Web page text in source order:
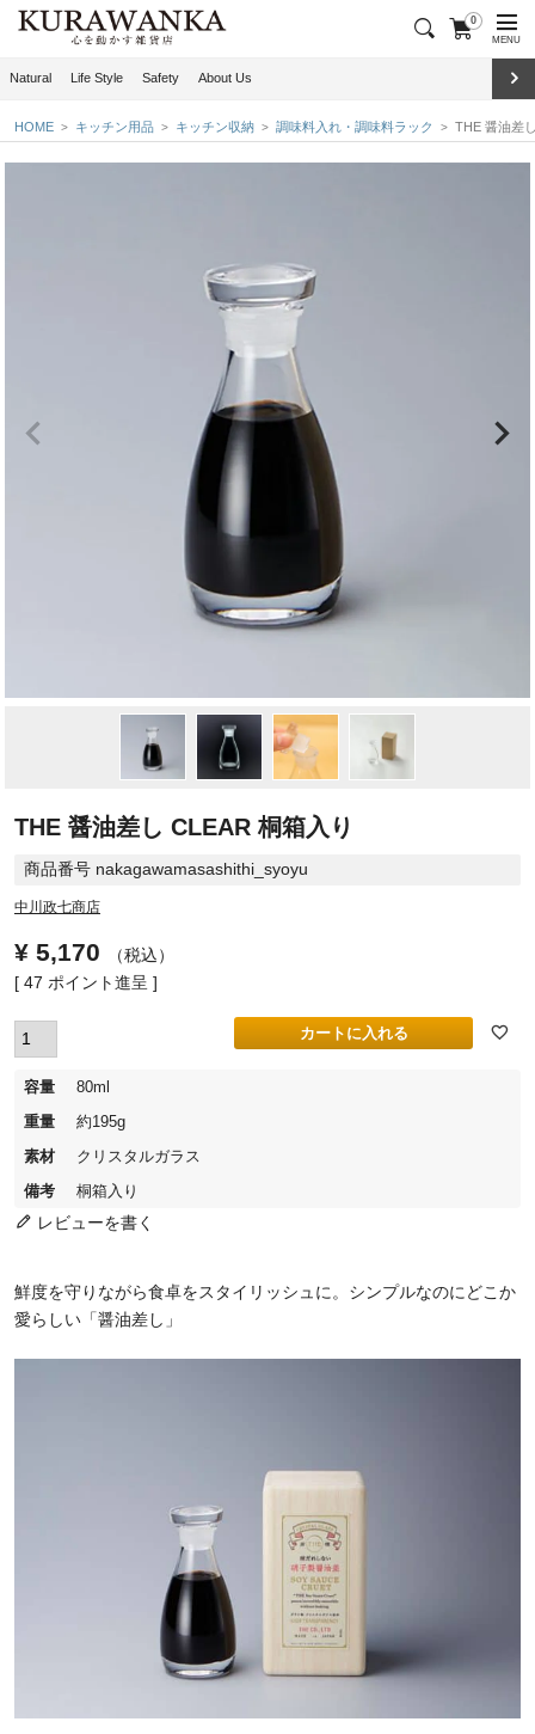
0
MENU
Natural Life Style Safety About Us
HOME キッチン用品 キッチン収納 調味料入れ・調味料ラック THE 醤油差
THE 醤油差し CLEAR 桐箱入り
商品番号 nakagawamasashithi_syoyu
中川政七商店
¥ 5,170
税込
[ 47 ポイント進呈 ]
カートに入れる
容量
80ml
重量
約195g
素材
クリスタルガラス
備考
桐箱入り
レビューを書く
鮮度を守りながら食卓をスタイリッシュに。シンプルなのにどこか
愛らしい「醤油差し」